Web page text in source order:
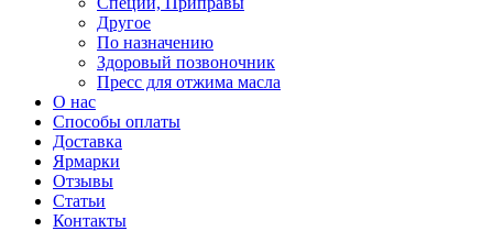
Другое
По назначению
Здоровый позвоночник
Пресс для отжима масла
О нас
Способы оплаты
Доставка
Ярмарки
Отзывы
Статьи
Контакты